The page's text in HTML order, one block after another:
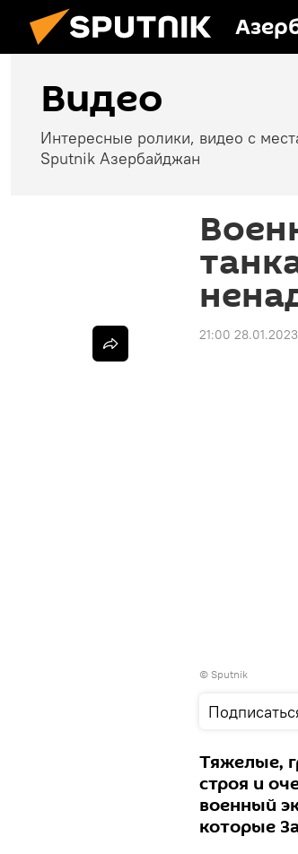
Видео
Интересные ролики, видео с
Sputnik Азербайджан
21:00 28.01.2023
© Sputnik
Тяжелые,
строя и
военный
которые